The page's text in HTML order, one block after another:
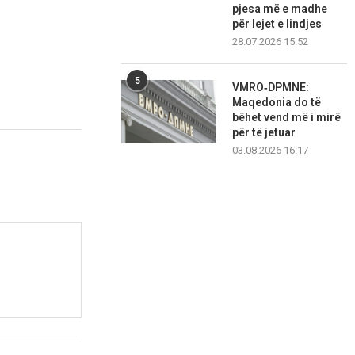
pjesa më e madhe
për lejet e lindjes
28.07.2026 15:52
5
VMRO‑DPMNE:
Maqedonia do të
bëhet vend më i mirë
për të jetuar
03.08.2026 16:17